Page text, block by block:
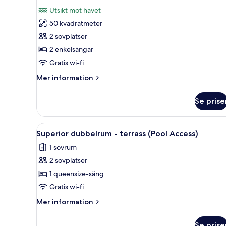
för
Juniorsvit
-
bubbelpool
-
havsutsikt
Utsikt mot havet
50 kvadratmeter
2 sovplatser
2 enkelsängar
Gratis wi-fi
Mer information
Mer
-
bubbelpool
-
havsutsikt
Se
Öppna
alla
foton
för
Superior
dubbelrum
-
terrass
Ett modernt vardagsrum
3
Superior dubbelrum - terrass (Pool Access)
1 sovrum
2 sovplatser
1 queensize-säng
Gratis wi-fi
Mer information
Mer